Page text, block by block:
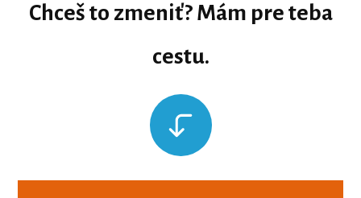
Chceš to zmeniť? Mám pre teba
cestu.